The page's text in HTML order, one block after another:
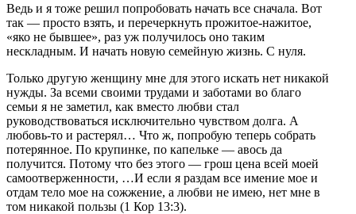
Ведь и я тоже решил попробовать начать все сначала. Вот
так — просто взять, и перечеркнуть прожитое-нажитое,
«яко не бывшее», раз уж получилось оно таким
нескладным. И начать новую семейную жизнь. С нуля.
Только другую женщину мне для этого искать нет никакой
нужды. За всеми своими трудами и заботами во благо
семьи я не заметил, как вместо любви стал
руководствоваться исключительно чувством долга. А
любовь-то и растерял… Что ж, попробую теперь собрать
потерянное. По крупинке, по капельке — авось да
получится. Потому что без этого — грош цена всей моей
самоотверженности, …И если я раздам все имение мое и
отдам тело мое на сожжение, а любви не имею, нет мне в
том никакой пользы (1 Кор 13:3).